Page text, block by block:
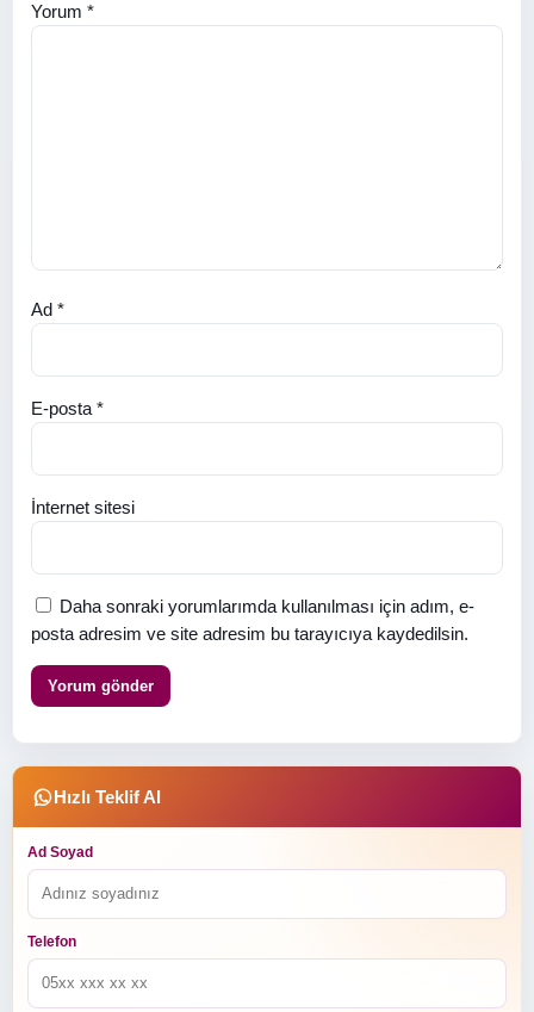
Hızlı Teklif Al
Ad Soyad
Telefon
Yorum *
Ad *
E-posta *
İnternet sitesi
Daha sonraki yorumlarımda kullanılması için adım, e-
posta adresim ve site adresim bu tarayıcıya kaydedilsin.